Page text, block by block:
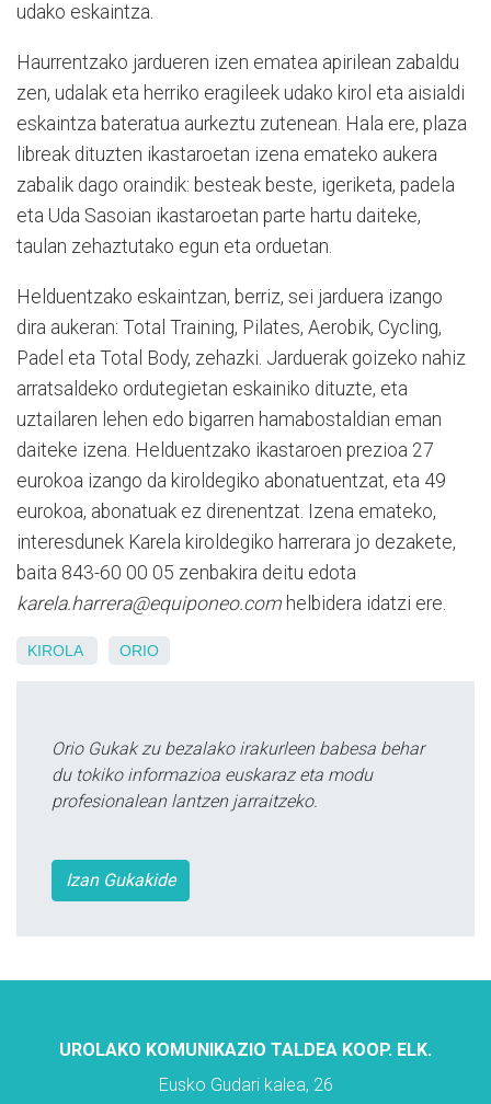
udako eskaintza.
Haurrentzako jardueren izen ematea apirilean zabaldu
zen, udalak eta herriko eragileek udako kirol eta aisialdi
eskaintza bateratua aurkeztu zutenean. Hala ere, plaza
libreak dituzten ikastaroetan izena emateko aukera
zabalik dago oraindik: besteak beste, igeriketa, padela
eta Uda Sasoian ikastaroetan parte hartu daiteke,
taulan zehaztutako egun eta orduetan.
Helduentzako eskaintzan, berriz, sei jarduera izango
dira aukeran: Total Training, Pilates, Aerobik, Cycling,
Padel eta Total Body, zehazki. Jarduerak goizeko nahiz
arratsaldeko ordutegietan eskainiko dituzte, eta
uztailaren lehen edo bigarren hamabostaldian eman
daiteke izena. Helduentzako ikastaroen prezioa 27
eurokoa izango da kiroldegiko abonatuentzat, eta 49
eurokoa, abonatuak ez direnentzat. Izena emateko,
interesdunek Karela kiroldegiko harrerara jo dezakete,
baita 843-60 00 05 zenbakira deitu edota
karela.harrera@equiponeo.com helbidera idatzi ere.
KIROLA ORIO
Orio Gukak zu bezalako irakurleen babesa behar
du tokiko informazioa euskaraz eta modu
profesionalean lantzen jarraitzeko.
Izan Gukakide
UROLAKO KOMUNIKAZIO TALDEA KOOP. ELK.
Eusko Gudari kalea, 26